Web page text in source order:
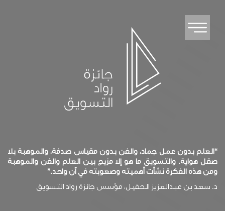
“العلم بدون عمل جماد، والفن بدون مقياس صدفة، والموهبة بلا
صقل هواية. والتسويق ما هو إلا مزيج بين العلم والفن والموهبة
ومن هذه الفكرة نشأت أهميته وصعوبته في آن واحد.”
د. سعد بن عبدالعزيز الحقيل، مؤسس جائزة رواد التسويق